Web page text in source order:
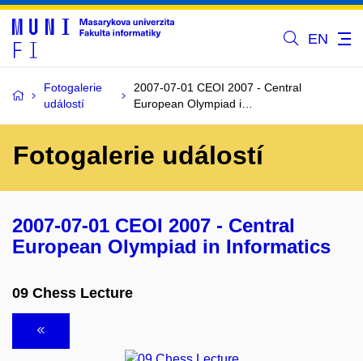
EN
Fotogalerie
událostí
2007-07-01 CEOI 2007 - Central
European Olympiad i…
Fotogalerie událostí
2007-07-01 CEOI 2007 - Central
European Olympiad in Informatics
09 Chess Lecture